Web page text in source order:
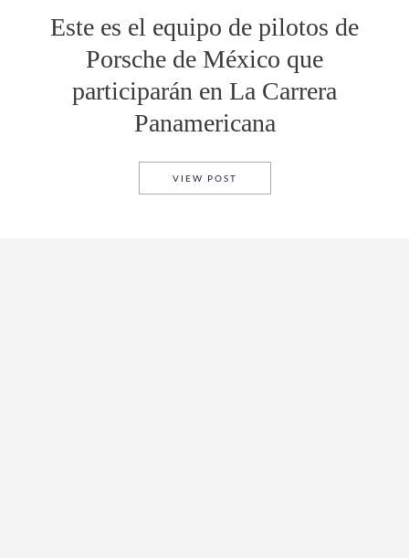
Este es el equipo de pilotos de
Porsche de México que
participarán en La Carrera
Panamericana
VIEW POST